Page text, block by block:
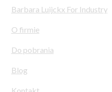
Barbara Luijckx For Industry
O firmie
Do pobrania
Blog